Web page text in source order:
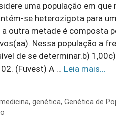
uma população em que
se heterozigota para
a outra metade é composta
Nessa população a
de se determinar.b)
(Fuvest) A … Leia mais…
,genética,Genética de